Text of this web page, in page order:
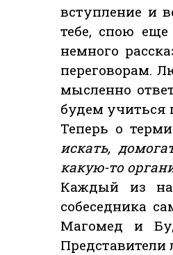
вступление и
тебе, спою
немного
переговорам.
мысленно
будем учиться
Теперь о
искать,
какую-то
Каждый из
собеседника
Магомед и